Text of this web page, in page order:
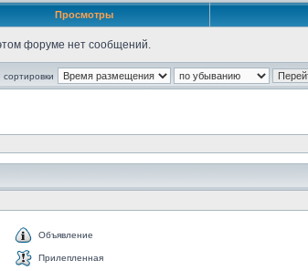
Просмотры
форуме нет сообщений.
Объявление
Прилепленная